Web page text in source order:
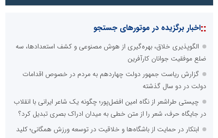
::اخبار برگزیده در موتورهای جستجو
الگوپذیری خلاق، بهره‌گیری از هوش مصنوعی و کشف استعدادها، سه
ضلع موفقیت جوانان کارآفرین
گزارش ریاست جمهور دولت چهاردهم به مردم در خصوص اقدامات
دولت در دو سال گذشته
چیستی طراشعر از نگاه امین افضل‌پور؛ چگونه یک شاعر ایرانی با انقلاب
در جایگاه حرف، شعر را از متن خطی به میدان ادراک بصری تبدیل کرد؟
ابتکار در حمایت از باشگاه‌ها و خلاقیت در توسعه ورزش همگانی؛ کلید